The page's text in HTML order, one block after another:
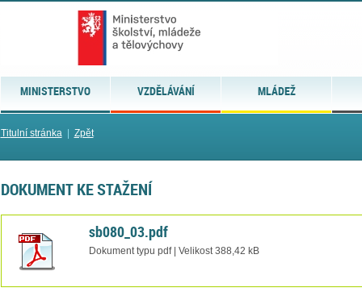
MINISTERSTVO VZDĚLÁVÁNÍ MLÁDEŽ
Titulní stránka| Zpět
DOKUMENT KE STAŽENÍ
sb080_03.pdf
Dokument typu pdf | Velikost 388,42 kB